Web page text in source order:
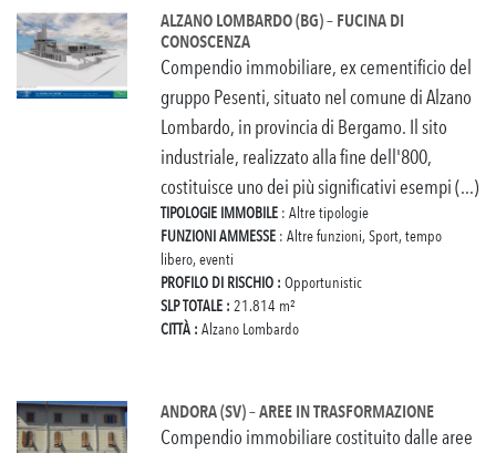
ALZANO LOMBARDO (BG) – FUCINA DI
CONOSCENZA
Compendio immobiliare, ex cementificio del
gruppo Pesenti, situato nel comune di Alzano
Lombardo, in provincia di Bergamo. Il sito
industriale, realizzato alla fine dell'800,
costituisce uno dei più significativi esempi (...)
TIPOLOGIE IMMOBILE : Altre tipologie
FUNZIONI AMMESSE : Altre funzioni, Sport, tempo
libero, eventi
PROFILO DI RISCHIO : Opportunistic
SLP TOTALE : 21.814 m²
CITTÀ : Alzano Lombardo
ANDORA (SV) – AREE IN TRASFORMAZIONE
Compendio immobiliare costituito dalle aree